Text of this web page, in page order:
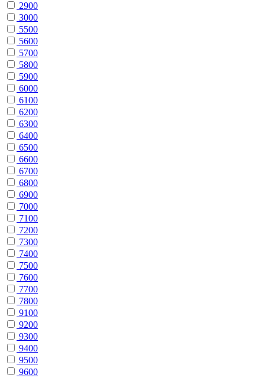
2900
3000
5500
5600
5700
5800
5900
6000
6100
6200
6300
6400
6500
6600
6700
6800
6900
7000
7100
7200
7300
7400
7500
7600
7700
7800
9100
9200
9300
9400
9500
9600